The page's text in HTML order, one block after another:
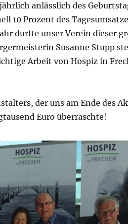
anlässlich des
10 Prozent des
durfte unser Verein dieser
Susanne Stupp
Arbeit von Hospiz in
der uns am Ende des
Euro überraschte!